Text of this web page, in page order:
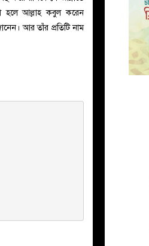
হলে আল্লাহ কবুল করেন
আর তাঁর প্রতিটি নাম